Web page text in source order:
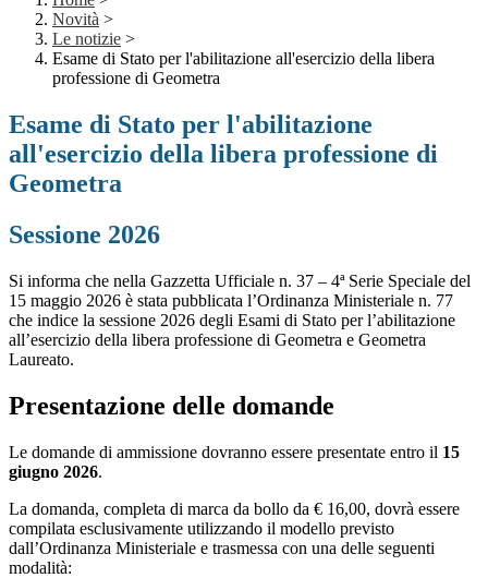
Novità >
Le notizie >
Esame di Stato per l'abilitazione all'esercizio della libera
professione di Geometra
Esame di Stato per l'abilitazione
all'esercizio della libera professione di
Geometra
Sessione 2026
Si informa che nella Gazzetta Ufficiale n. 37 – 4ª Serie Speciale del
15 maggio 2026 è stata pubblicata l’Ordinanza Ministeriale n. 77
che indice la sessione 2026 degli Esami di Stato per l’abilitazione
all’esercizio della libera professione di Geometra e Geometra
Laureato.
Presentazione delle domande
Le domande di ammissione dovranno essere presentate entro il 15
giugno 2026.
La domanda, completa di marca da bollo da € 16,00, dovrà essere
compilata esclusivamente utilizzando il modello previsto
dall’Ordinanza Ministeriale e trasmessa con una delle seguenti
modalità: